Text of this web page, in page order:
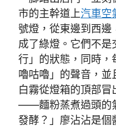
市的主幹道上汽車空
號燈，從東邊到西邊
成了綠燈。它們不是
行」的狀態，同時，
嚕咕嚕」的聲音，並
白霧從燈箱的頂部
——麵粉蒸煮過頭的
發酵？」廖沾沾是個